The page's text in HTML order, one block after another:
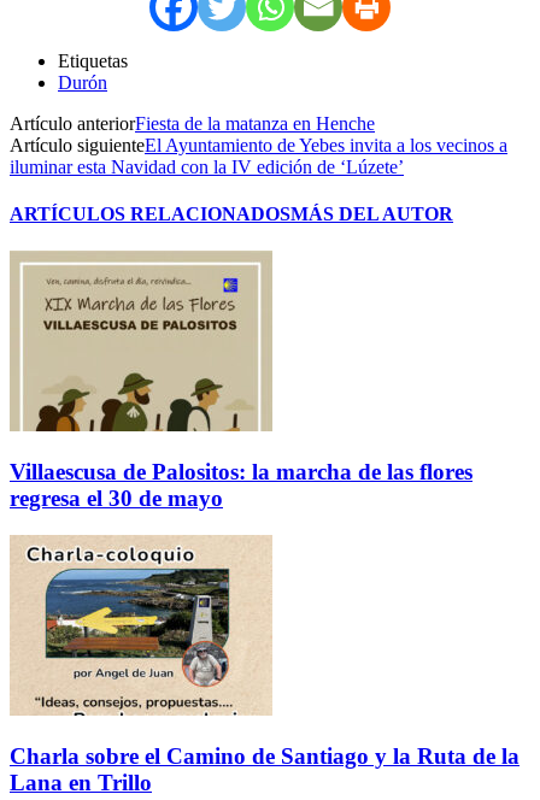
Etiquetas
Durón
Artículo anteriorFiesta de la matanza en Henche
Artículo siguienteEl Ayuntamiento de Yebes invita a los vecinos a
iluminar esta Navidad con la IV edición de ‘Lúzete’
ARTÍCULOS RELACIONADOSMÁS DEL AUTOR
Villaescusa de Palositos: la marcha de las flores
regresa el 30 de mayo
Charla sobre el Camino de Santiago y la Ruta de la
Lana en Trillo